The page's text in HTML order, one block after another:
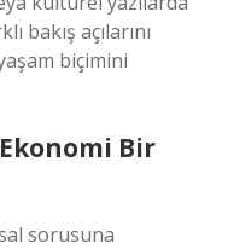
bakış açılarını
biçimini
Bir
sorusuna